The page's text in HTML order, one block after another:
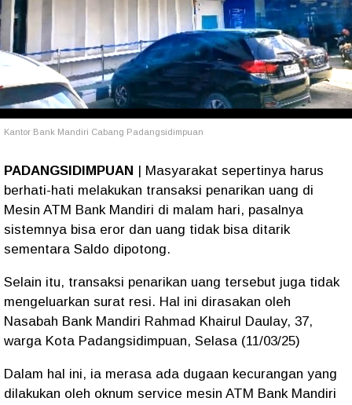
Kantor Bank Mandiri Cabang Padangsidimpuan
PADANGSIDIMPUAN | Masyarakat sepertinya harus
berhati-hati melakukan transaksi penarikan uang di
Mesin ATM Bank Mandiri di malam hari, pasalnya
sistemnya bisa eror dan uang tidak bisa ditarik
sementara Saldo dipotong.
Selain itu, transaksi penarikan uang tersebut juga tidak
mengeluarkan surat resi. Hal ini dirasakan oleh
Nasabah Bank Mandiri Rahmad Khairul Daulay, 37,
warga Kota Padangsidimpuan, Selasa (11/03/25)
Dalam hal ini, ia merasa ada dugaan kecurangan yang
dilakukan oleh oknum service mesin ATM Bank Mandiri